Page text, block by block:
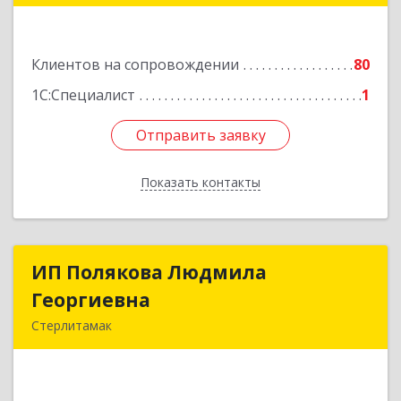
Клиентов на сопровождении
80
1С:Специалист
1
Отправить заявку
Показать контакты
Отправить заявку
Назад
ИП Полякова Людмила
Георгиевна
Стерлитамак
ИП Полякова Людмила